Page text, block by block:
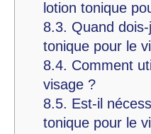
lotion tonique
8.3. Quand
tonique pour le
8.4. Comment
visage ?
8.5. Est-il
tonique pour le